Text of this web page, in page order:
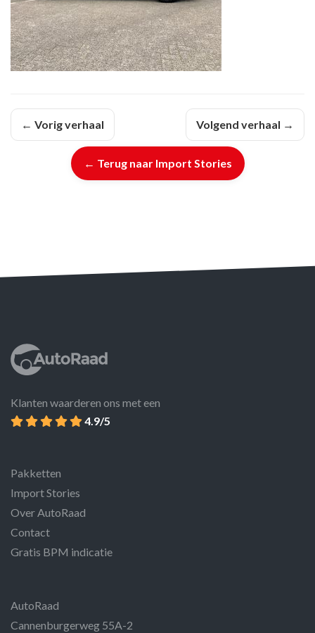
← Vorig verhaal
← Terug naar Import Stories
Volgend verhaal →
Klanten waarderen ons met een
4.9/5
Pakketten
Import Stories
Over AutoRaad
Contact
Gratis BPM indicatie
AutoRaad
Cannenburgerweg 55A-2